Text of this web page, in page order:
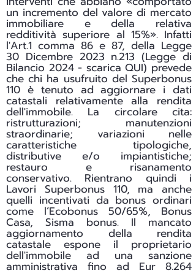
un incremento del valore di mercato
immobiliare e della relativa
redditività superiore al 15%». Infatti
l'Art.1 comma 86 e 87, della Legge
30 Dicembre 2023 n.213 (Legge di
Bilancio 2024 - scaricaQUI) prevede
che chi ha usufruito del Superbonus
110 è tenuto ad aggiornare i dati
catastali relativamente alla rendita
dell'immobile. La circolare cita:
ristrutturazioni; manutenzioni
straordinarie; variazioni nelle
caratteristiche tipologiche,
distributive e/o impiantistiche;
restauro e risanamento
conservativo. Rientrano quindi i
Lavori Superbonus 110, ma anche
quelli incentivati da bonus ordinari
come l’Ecobonus 50/65%, Bonus
Casa, Sisma bonus. Il mancato
aggiornamento della rendita
catastale espone il proprietario
dell'immobile ad una sanzione
amministrativa fino ad Eur 8.264